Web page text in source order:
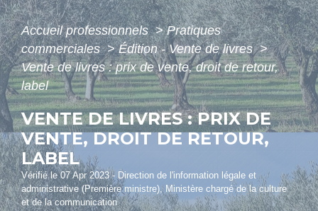
Accueil professionnels> Pratiques
commerciales> Édition - Vente de livres>
Vente de livres : prix de vente, droit de retour,
label
VENTE DE LIVRES : PRIX DE
VENTE, DROIT DE RETOUR,
LABEL
Vérifié le 07 Apr 2023 - Direction de l'information légale et
administrative (Première ministre), Ministère chargé de la culture
et de la communication